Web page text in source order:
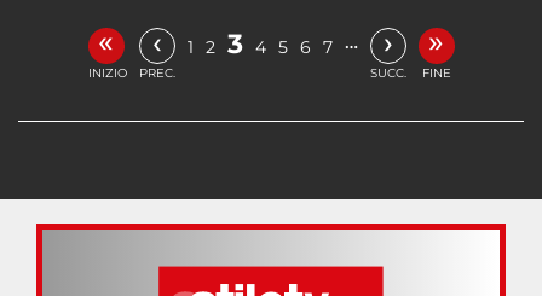
«
INIZIO
‹
PREC.
1 2 3 4 5 6 7 … ›
SUCC.
»
FINE